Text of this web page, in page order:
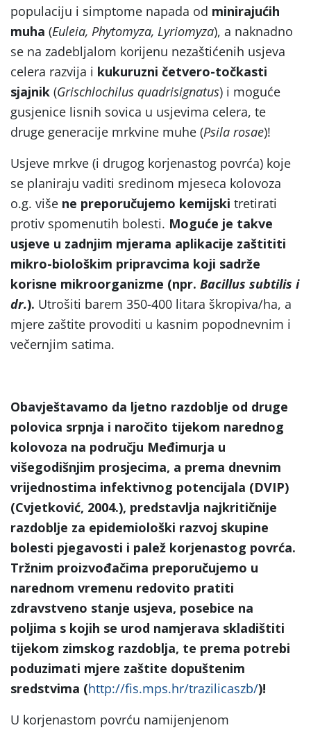
populaciju i simptome napada od minirajućih
muha (Euleia, Phytomyza, Lyriomyza), a naknadno
se na zadebljalom korijenu nezaštićenih usjeva
celera razvija i kukuruzni četvero-točkasti
sjajnik (Grischlochilus quadrisignatus) i moguće
gusjenice lisnih sovica u usjevima celera, te
druge generacije mrkvine muhe (Psila rosae)!
Usjeve mrkve (i drugog korjenastog povrća) koje
se planiraju vaditi sredinom mjeseca kolovoza
o.g. više ne preporučujemo kemijski tretirati
protiv spomenutih bolesti. Moguće je takve
usjeve u zadnjim mjerama aplikacije zaštititi
mikro-biološkim pripravcima koji sadrže
korisne mikroorganizme (npr. Bacillus subtilis i
dr.). Utrošiti barem 350-400 litara škropiva/ha, a
mjere zaštite provoditi u kasnim popodnevnim i
večernjim satima.
Obavještavamo da ljetno razdoblje od druge
polovica srpnja i naročito tijekom narednog
kolovoza na području Međimurja u
višegodišnjim prosjecima, a prema dnevnim
vrijednostima infektivnog potencijala (DVIP)
(Cvjetković, 2004.), predstavlja najkritičnije
razdoblje za epidemiološki razvoj skupine
bolesti pjegavosti i palež korjenastog povrća.
Tržnim proizvođačima preporučujemo u
narednom vremenu redovito pratiti
zdravstveno stanje usjeva, posebice na
poljima s kojih se urod namjerava skladištiti
tijekom zimskog razdoblja, te prema potrebi
poduzimati mjere zaštite dopuštenim
sredstvima (http://fis.mps.hr/trazilicaszb/)!
U korjenastom povrću namijenjenom